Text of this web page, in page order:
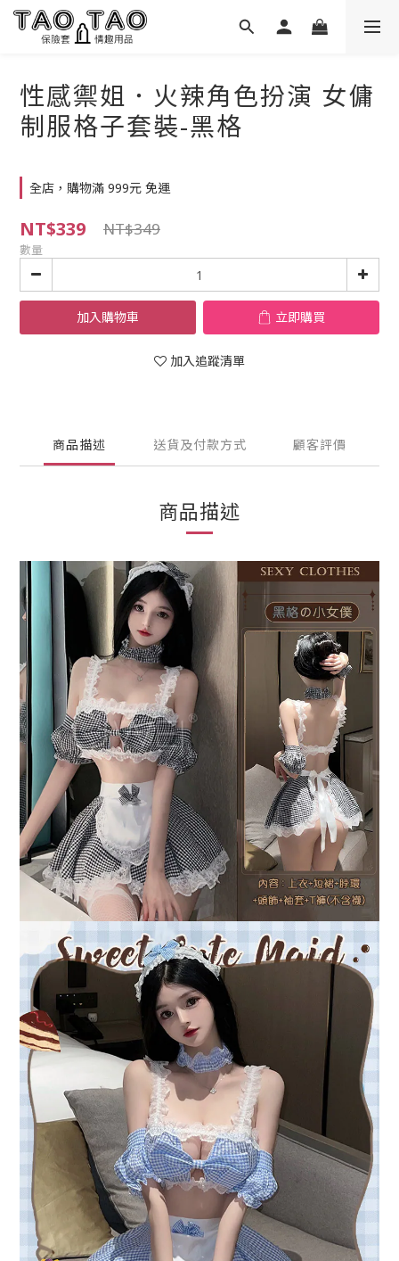
性感禦姐．火辣角色扮演 女傭
制服格子套裝-黑格
全店，購物滿 999元 免運
NT$339 NT$349
數量
加入購物車 立即購買
加入追蹤清單
商品描述 送貨及付款方式 顧客評價
商品描述